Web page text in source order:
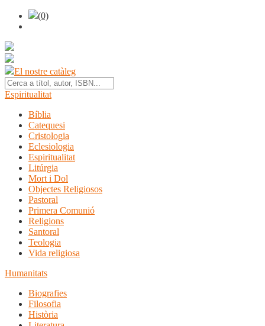
(0)
El nostre catàleg
Espiritualitat
Bíblia
Catequesi
Cristologia
Eclesiologia
Espiritualitat
Litúrgia
Mort i Dol
Objectes Religiosos
Pastoral
Primera Comunió
Religions
Santoral
Teologia
Vida religiosa
Humanitats
Biografies
Filosofia
Història